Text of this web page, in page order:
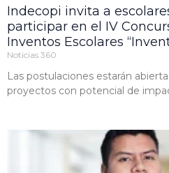
Indecopi invita a
participar en el IV
Inventos Escolares
Noticias 360
Las postulaciones estarán
proyectos con potencial de